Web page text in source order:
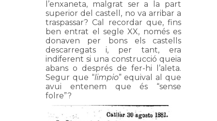
l’enxaneta, malgrat ser a la part
superior del castell, no va arribar a
traspassar? Cal recordar que, fins
ben entrat el segle XX, només es
donaven per bons els castells
descarregats i, per tant, era
indiferent si una construcció queia
abans o després de fer-hi l’aleta.
Segur que “limpio” equival al que
avui entenem que és “sense
folre”?